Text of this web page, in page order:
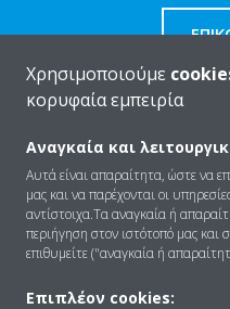
Ποιοι είμαστε
Λύσεις
Χρησιμοποιούμε
κορυφαία εμπειρία
Αναγκαία και
Αυτά είναι απαραίτητα, ώστε να
μας και να παρέχονται οι
αντίστοιχα.Τα αναγκαία ή
περιήγηση στον ιστότοπό μας και
επιθυμείτε ("αναγκαία ή
Επιπλέον cookies: